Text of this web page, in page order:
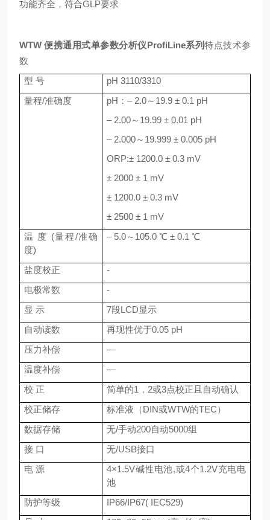
功能齐全，符合GLP要求
WTW 便携通用式单参数分析仪ProfiLine系列特点技术参
数
型 号
pH 3110/3310
量程/准确度
pH：– 2.0～19.9 ± 0.1 pH
– 2.00～19.99 ± 0.01 pH
– 2.000～19.999 ± 0.005 pH
ORP:± 1200.0 ± 0.3 mV
± 2000 ± 1 mV
± 1200.0 ± 0.3 mV
± 2500 ± 1 mV
温 度 (量程/准确
度)
– 5.0～105.0 ℃ ± 0.1 ℃
盐度校正
-
电极常数
-
显 示
7段LCD显示
自动读数
再现性优于0.05 pH
压力补偿
—
温度补偿
—
校 正
简单的1，2或3点校正且自动确认
校正储存
标准液（DIN或WTW的TEC）
数据存储
无/手动200自动5000组
接 口
无/USB接口
电 源
4×1.5V碱性电池,或4个1.2V充电电
池
防护等级
IP66/IP67( IEC529)